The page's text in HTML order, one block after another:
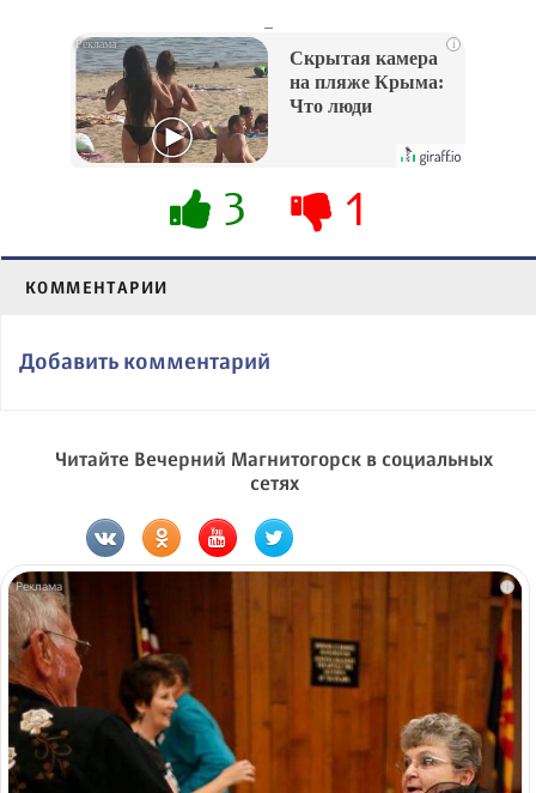
i
Скрытая камера
на пляже Крыма:
Что люди
их не видят...
3 1
КОММЕНТАРИИ
Добавить комментарий
Читайте Вечерний Магнитогорск в социальных
сетях
i